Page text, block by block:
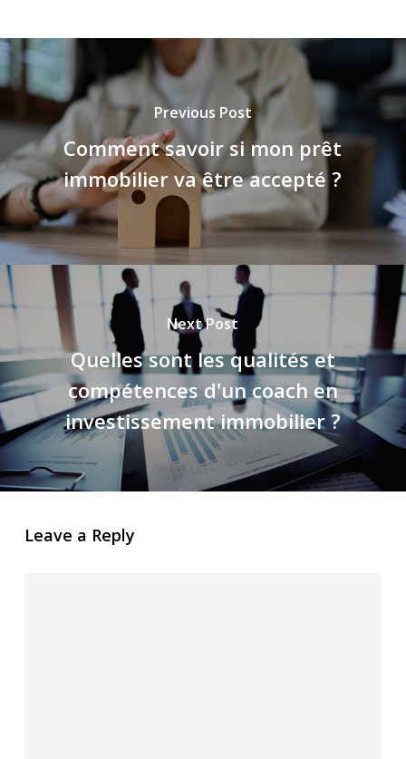
Previous Post
Comment savoir si mon prêt
immobilier va être accepté ?
Next Post
Quelles sont les qualités et
compétences d'un coach en
investissement immobilier ?
Leave a Reply